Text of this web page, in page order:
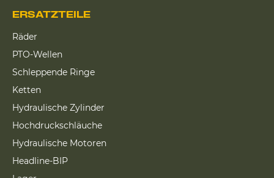
ERSATZTEILE
Räder
PTO-Wellen
Schleppende Ringe
Ketten
Hydraulische Zylinder
Hochdruckschläuche
Hydraulische Motoren
Headline-BIP